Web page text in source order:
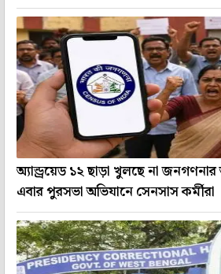
অ্যান্ড্রয়েড ১২ ছাড়া খুলছে না
এবার পুরসভা অভিযানে সেনসাস কর্মীরা